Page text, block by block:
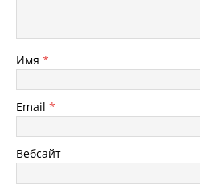
Имя *
Email *
Вебсайт